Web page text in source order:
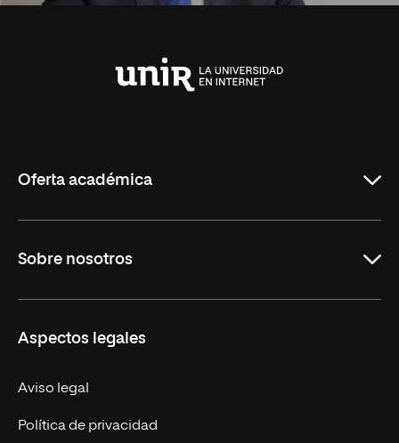
Oferta académica
Maestrías
Sobre nosotros
Trabaja en UNIR
Actualidad
Contacto
Aspectos legales
Aviso legal
Política de privacidad